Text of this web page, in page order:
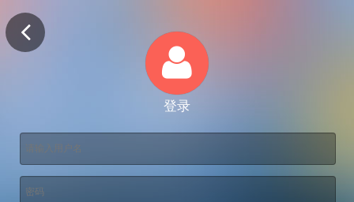
登录